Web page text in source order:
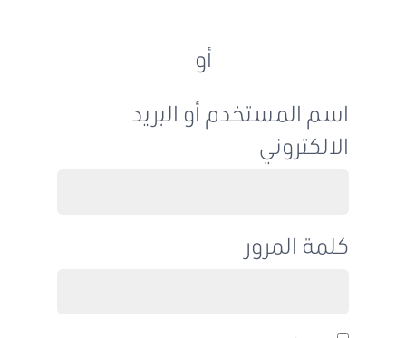
اسم المستخدم أو البريد
الالكتروني
كلمة المرور